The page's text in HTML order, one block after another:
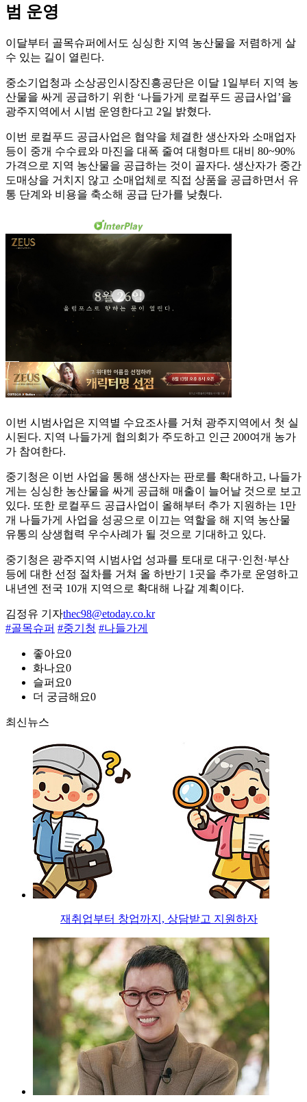
범 운영
이달부터 골목슈퍼에서도 싱싱한 지역 농산물을 저렴하게 살
수 있는 길이 열린다.
중소기업청과 소상공인시장진흥공단은 이달 1일부터 지역 농
산물을 싸게 공급하기 위한 ‘나들가게 로컬푸드 공급사업’을
광주지역에서 시범 운영한다고 2일 밝혔다.
이번 로컬푸드 공급사업은 협약을 체결한 생산자와 소매업자
등이 중개 수수료와 마진을 대폭 줄여 대형마트 대비 80~90%
가격으로 지역 농산물을 공급하는 것이 골자다. 생산자가 중간
도매상을 거치지 않고 소매업체로 직접 상품을 공급하면서 유
통 단계와 비용을 축소해 공급 단가를 낮췄다.
이번 시범사업은 지역별 수요조사를 거쳐 광주지역에서 첫 실
시된다. 지역 나들가게 협의회가 주도하고 인근 200여개 농가
가 참여한다.
중기청은 이번 사업을 통해 생산자는 판로를 확대하고, 나들가
게는 싱싱한 농산물을 싸게 공급해 매출이 늘어날 것으로 보고
있다. 또한 로컬푸드 공급사업이 올해부터 추가 지원하는 1만
개 나들가게 사업을 성공으로 이끄는 역할을 해 지역 농산물
유통의 상생협력 우수사례가 될 것으로 기대하고 있다.
중기청은 광주지역 시범사업 성과를 토대로 대구·인천·부산
등에 대한 선정 절차를 거쳐 올 하반기 1곳을 추가로 운영하고
내년엔 전국 10개 지역으로 확대해 나갈 계획이다.
김정유 기자thec98@etoday.co.kr
#골목슈퍼 #중기청 #나들가게
좋아요0
화나요0
슬퍼요0
더 궁금해요0
최신뉴스
재취업부터 창업까지, 상담받고 지원하자